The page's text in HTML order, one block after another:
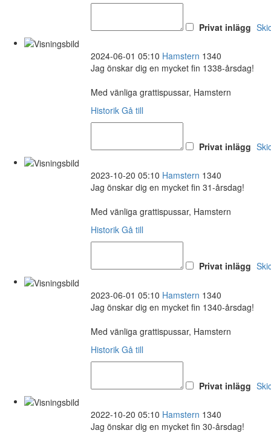
Privat inlägg
2024-06-01 05:10 Hamstern 1340
Jag önskar dig en mycket fin 1338-årsdag!
Med vänliga grattispussar, Hamstern
Historik Gå till
Privat inlägg
2023-10-20 05:10 Hamstern 1340
Jag önskar dig en mycket fin 31-årsdag!
Med vänliga grattispussar, Hamstern
Historik Gå till
Privat inlägg
2023-06-01 05:10 Hamstern 1340
Jag önskar dig en mycket fin 1340-årsdag!
Med vänliga grattispussar, Hamstern
Historik Gå till
Privat inlägg
2022-10-20 05:10 Hamstern 1340
Jag önskar dig en mycket fin 30-årsdag!